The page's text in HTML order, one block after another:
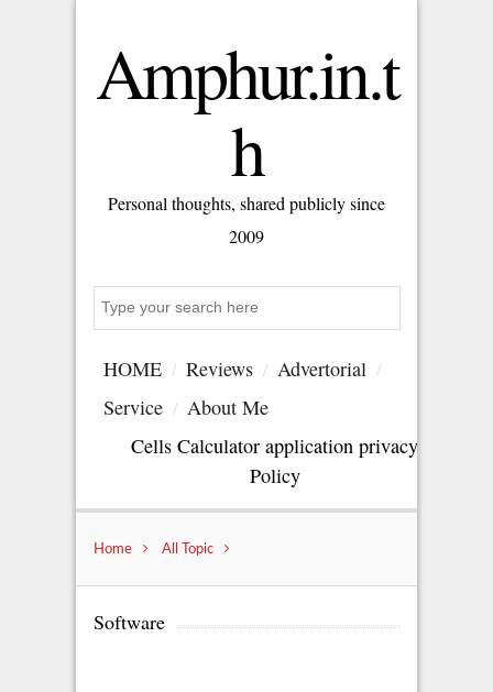
Amphur.in.t
h
Personal thoughts, shared publicly since
2009
e
HOME Reviews
Advertorial
Service
About Me
Cells Calculator application privacy
Policy
Home All Topic
Software